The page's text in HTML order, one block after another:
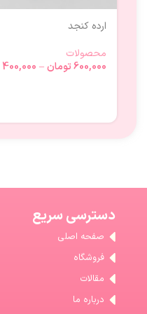
ارده کنجد
محصولات
600,000تومان–
400,000
دسترسی سریع
صفحه اصلی
فروشگاه
مقالات
درباره ما